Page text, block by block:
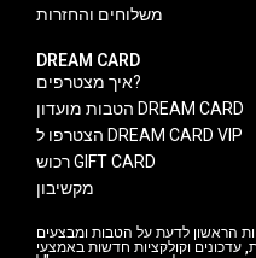
משלוחים והחזרות
DREAM CARD
איך מצטרפים?
הטבות מועדון DREAM CARD
הצטרפו ל DREAM CARD VIP
רכוש GIFT CARD
מקשיבון
עדכונים וקולקציות חדשות באמצעי